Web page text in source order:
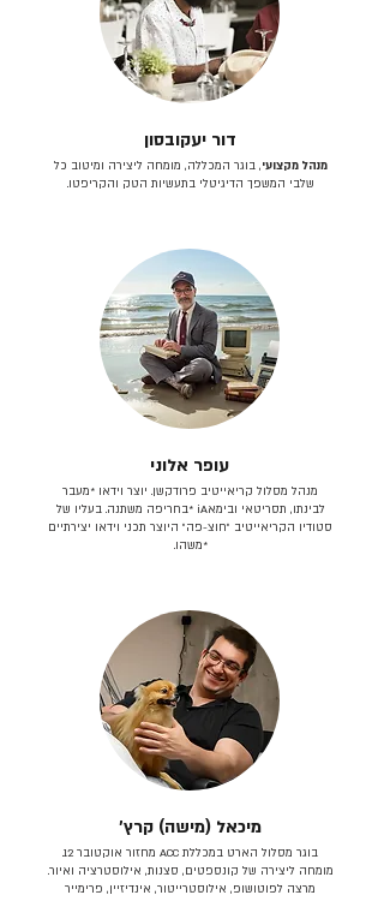
דור יעקובסון
מנהל מקצועי, בוגר המכללה, מומחה ליצירה ומיטוב כל
שלבי המשפך הדיגיטלי בתעשיות הטק והקריפטו.
עופר אלוני
מנהל מסלול קריאייטיב פרודקשן. יוצר וידאו *מעבר
לבינתו, תסריטאי וב​ימאiA‎ *בחריפה משתנה. בעליו של
סטודיו הקריאייטיב ״חוצ-פה״ היוצר תכני וידאו יצירתיים
*משהו.
מיכאל (מישה) קרץ׳
בוגר מסלול הארט במכללת ACC מחזור אוקטובר 12.
מומחה ליצירה של קונספטים, סצנות, אילוסטרציה ואיור.
מרצה לפוטושופ, אילוסטרייטור, אינדיזיין, פרימייר